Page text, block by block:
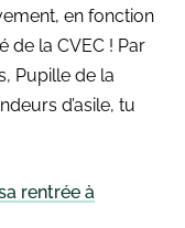
en fonction
de la CVEC ! Par
Pupille de la
d’asile, tu
rentrée à